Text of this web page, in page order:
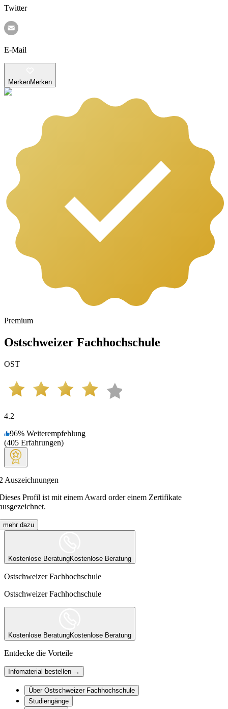
Twitter
E-Mail
MerkenMerken
Premium
Ostschweizer Fachhochschule
OST
4.2
96% Weiterempfehlung
(405 Erfahrungen)
Auszeichnungen
Profil ist mit einem Award order einem Zertifikate
mehr dazu
Kostenlose BeratungKostenlose Beratung
Ostschweizer Fachhochschule
Ostschweizer Fachhochschule
Kostenlose BeratungKostenlose Beratung
Entdecke die Vorteile
Infomaterial bestellen →
Über Ostschweizer Fachhochschule
Studiengänge